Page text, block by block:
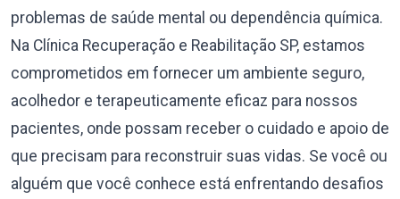
problemas de saúde mental ou dependência química.
Na Clínica Recuperação e Reabilitação SP, estamos
comprometidos em fornecer um ambiente seguro,
acolhedor e terapeuticamente eficaz para nossos
pacientes, onde possam receber o cuidado e apoio de
que precisam para reconstruir suas vidas. Se você ou
alguém que você conhece está enfrentando desafios